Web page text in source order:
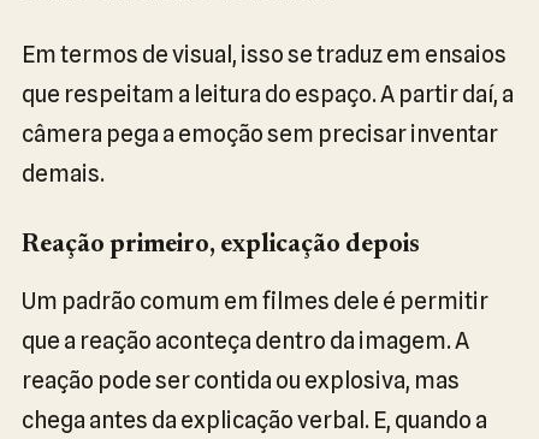
Em termos de visual, isso se traduz em ensaios
que respeitam a leitura do espaço. A partir daí, a
câmera pega a emoção sem precisar inventar
demais.
Reação primeiro, explicação depois
Um padrão comum em filmes dele é permitir
que a reação aconteça dentro da imagem. A
reação pode ser contida ou explosiva, mas
chega antes da explicação verbal. E, quando a